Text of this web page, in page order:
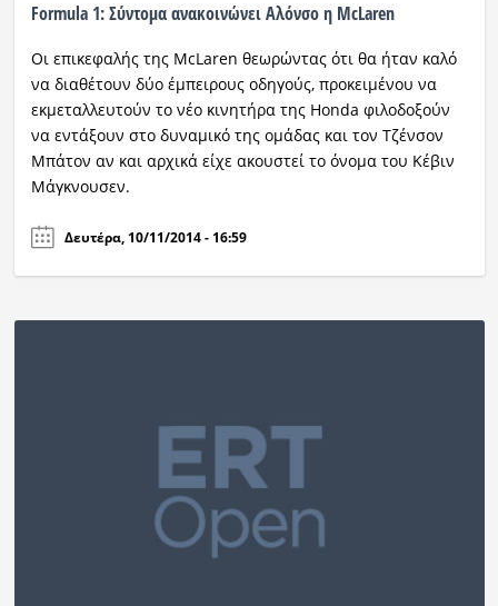
Formula 1: Σύντομα ανακοινώνει Αλόνσο η McLaren
Οι επικεφαλής της McLaren θεωρώντας ότι θα ήταν καλό
να διαθέτουν δύο έμπειρους οδηγούς, προκειμένου να
εκμεταλλευτούν το νέο κινητήρα της Honda φιλοδοξούν
να εντάξουν στο δυναμικό της ομάδας και τον Τζένσον
Μπάτον αν και αρχικά είχε ακουστεί το όνομα του Κέβιν
Μάγκνουσεν.
Δευτέρα, 10/11/2014 - 16:59